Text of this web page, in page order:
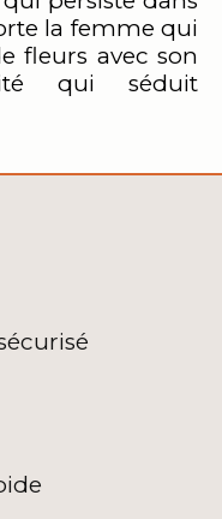
la femme qui
fleurs avec son
qui séduit